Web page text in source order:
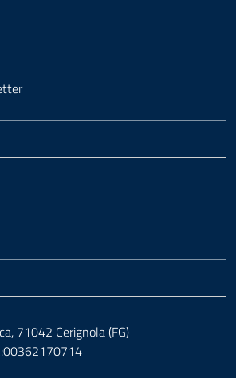
71042 Cerignola (FG)